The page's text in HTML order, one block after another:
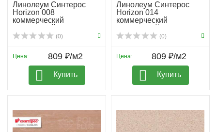
Линолеум Синтерос
Horizon 008
коммерческий
гомогенный
(0)
Цена: 809 ₽/м2
Купить
Линолеум Синтерос
Horizon 014
коммерческий
гомогенный
(0)
Цена: 809 ₽/м2
Купить